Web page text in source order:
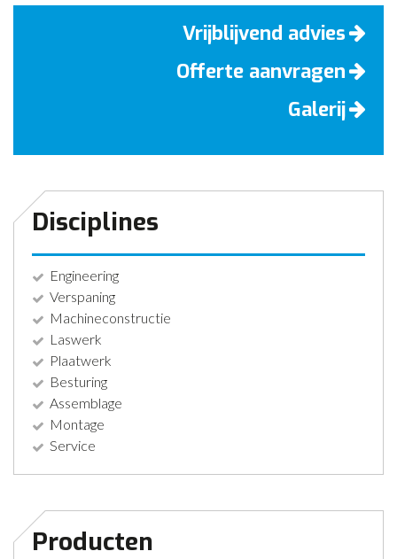
Vrijblijvend advies
Offerte aanvragen
Galerij
Disciplines
Engineering
Verspaning
Machineconstructie
Laswerk
Plaatwerk
Besturing
Assemblage
Montage
Service
Producten